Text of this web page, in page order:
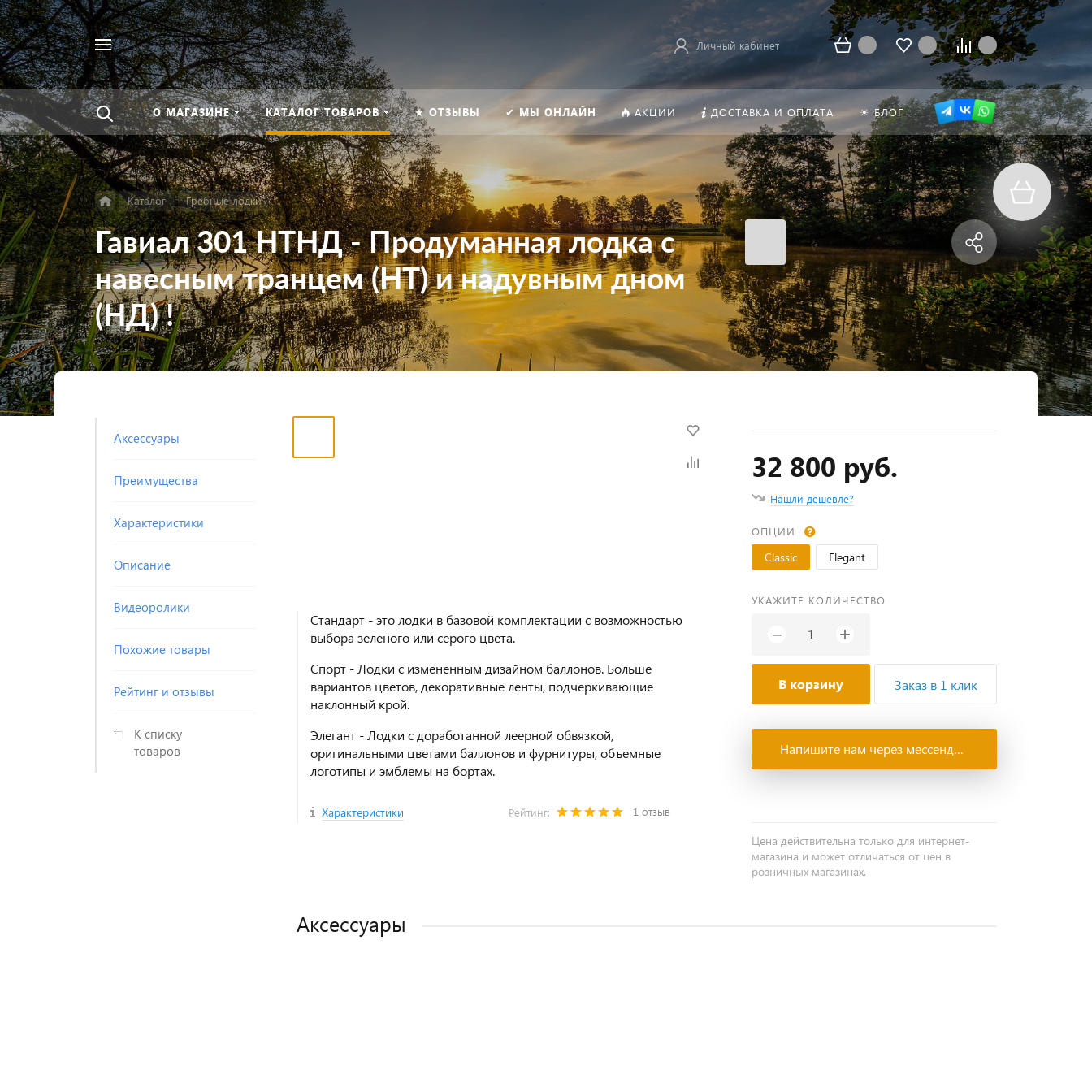
вездеНайти
Личный кабинет
О МАГАЗИНЕ КАТАЛОГ ТОВАРОВ ★ ОТЗЫВЫ ✔ МЫ ОНЛАЙН АКЦИИ ДОСТАВКА И ОПЛАТА ☀ БЛОГ
Каталог Гребные лодки
Гавиал 301 НТНД - Продуманная лодка с
навесным транцем (НТ) и надувным дном
(НД) !
Аксессуары
Преимущества
Характеристики
Описание
Видеоролики
Похожие товары
Рейтинг и отзывы
К списку
товаров
Стандарт - это лодки в базовой комплектации с возможностью
выбора зеленого или серого цвета.
Спорт - Лодки с измененным дизайном баллонов. Больше
вариантов цветов, декоративные ленты, подчеркивающие
наклонный крой.
Элегант - Лодки с доработанной леерной обвязкой,
оригинальными цветами баллонов и фурнитуры, объемные
логотипы и эмблемы на бортах.
Характеристики Рейтинг: 1 отзыв
32 800 руб.
Нашли дешевле?
ОПЦИИ
Classic Elegant
УКАЖИТЕ КОЛИЧЕСТВО
− +
В корзину Заказ в 1 клик
Напишите нам через мессенджеры
Цена действительна только для интернет-
магазина и может отличаться от цен в
розничных магазинах.
Аксессуары